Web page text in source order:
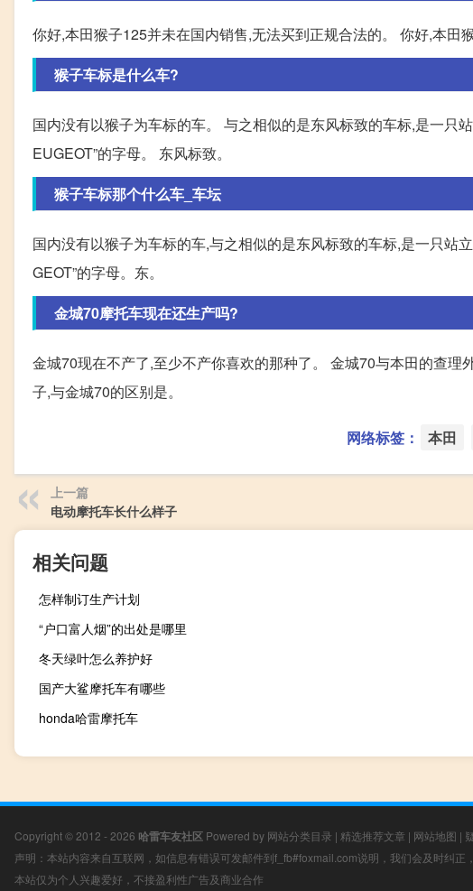
你好,本田猴子125并未在国内销售,无法买到正规合法的。 你好,本田
猴子车标是什么车?
国内没有以猴子为车标的车。 与之相似的是东风标致的车标,是一只
EUGEOT”的字母。 东风标致。
猴子车标那个什么车_车坛
国内没有以猴子为车标的车,与之相似的是东风标致的车标,是一只站
GEOT”的字母。东。
金城70摩托车现在还生产吗?
金城70现在不产了,至少不产你喜欢的那种了。 金城70与本田的查
子,与金城70的区别是。
网络标签： 本田
上一篇
电动摩托车长什么样子
相关问题
怎样制订生产计划
“户口富人烟”的出处是哪里
冬天绿叶怎么养护好
国产大鲨摩托车有哪些
honda哈雷摩托车
Copyright © 2012 - 2026 哈雷车友社区 Powered by 网站分类目录 | 精选推荐文章 | 网站地图 |
声明：本站内容来自互联网，如信息有错误可发邮件到f_fb#foxmail.com说明，我们会及时纠正
本站仅为个人兴趣爱好，不接盈利性广告及商业合作